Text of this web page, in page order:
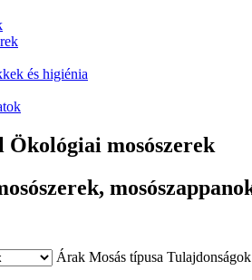
és higiénia
Ökológiai mosószerek
Árak Mosás típusa Tulajdonságok